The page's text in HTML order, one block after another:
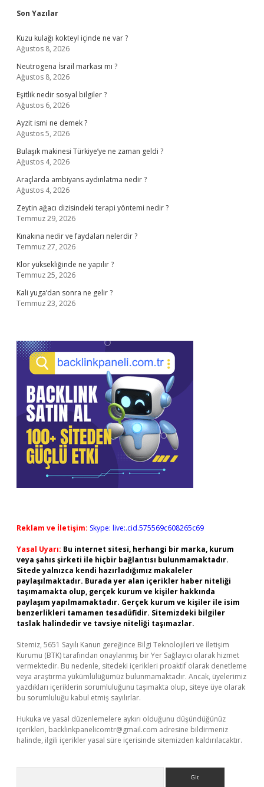
Sidebar
Son Yazılar
Kuzu kulağı kokteyl içinde ne var ?
Ağustos 8, 2026
Neutrogena İsrail markası mı ?
Ağustos 8, 2026
Eşitlik nedir sosyal bilgiler ?
Ağustos 6, 2026
Ayzit ismi ne demek ?
Ağustos 5, 2026
Bulaşık makinesi Türkiye’ye ne zaman geldi ?
Ağustos 4, 2026
Araçlarda ambiyans aydınlatma nedir ?
Ağustos 4, 2026
Zeytin ağacı dizisindeki terapi yöntemi nedir ?
Temmuz 29, 2026
Kınakına nedir ve faydaları nelerdir ?
Temmuz 27, 2026
Klor yüksekliğinde ne yapılır ?
Temmuz 25, 2026
Kali yuga’dan sonra ne gelir ?
Temmuz 23, 2026
Reklam ve İletişim: Skype: live:.cid.575569c608265c69
Yasal Uyarı: Bu internet sitesi, herhangi bir marka, kurum
veya şahıs şirketi ile hiçbir bağlantısı bulunmamaktadır.
Sitede yalnızca kendi hazırladığımız makaleler
paylaşılmaktadır. Burada yer alan içerikler haber niteliği
taşımamakta olup, gerçek kurum ve kişiler hakkında
paylaşım yapılmamaktadır. Gerçek kurum ve kişiler ile isim
benzerlikleri tamamen tesadüfidir. Sitemizdeki bilgiler
taslak halindedir ve tavsiye niteliği taşımazlar.
Sitemiz, 5651 Sayılı Kanun gereğince Bilgi Teknolojileri ve İletişim
Kurumu (BTK) tarafından onaylanmış bir Yer Sağlayıcı olarak hizmet
vermektedir. Bu nedenle, sitedeki içerikleri proaktif olarak denetleme
veya araştırma yükümlülüğümüz bulunmamaktadır. Ancak, üyelerimiz
yazdıkları içeriklerin sorumluluğunu taşımakta olup, siteye üye olarak
bu sorumluluğu kabul etmiş sayılırlar.
Hukuka ve yasal düzenlemelere aykırı olduğunu düşündüğünüz
içerikleri, backlinkpanelicomtr@gmail.com adresine bildirmeniz
halinde, ilgili içerikler yasal süre içerisinde sitemizden kaldırılacaktır.